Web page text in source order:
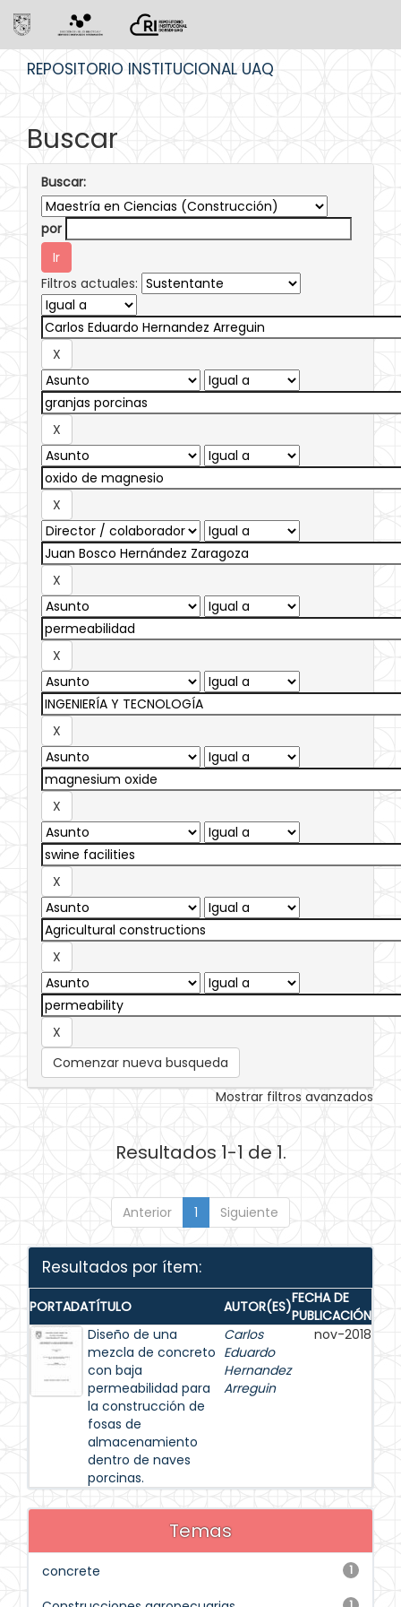
REPOSITORIO INSTITUCIONAL UAQ
Buscar
Buscar:
por
Filtros actuales:
Comenzar nueva busqueda
Mostrar filtros avanzados
Resultados 1-1 de 1.
Anterior 1 Siguiente
Resultados por ítem:
PORTADATÍTULO AUTOR(ES)FECHA DE
PUBLICACIÓN
Diseño de una
mezcla de concreto
con baja
permeabilidad para
la construcción de
fosas de
almacenamiento
dentro de naves
porcinas.
Carlos
Eduardo
Hernandez
Arreguin
nov-2018
Temas
1
concrete